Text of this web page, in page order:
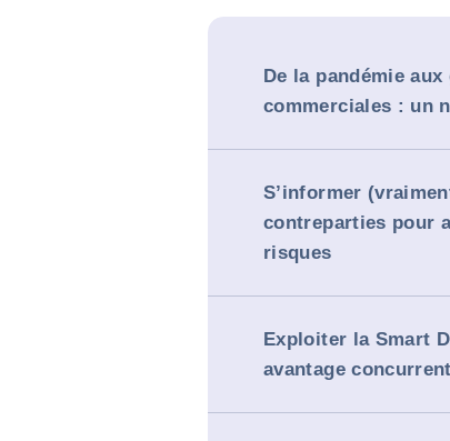
De la pandémie aux
commerciales : un
S’informer
contreparties pour
risques
Exploiter la Smart
avantage